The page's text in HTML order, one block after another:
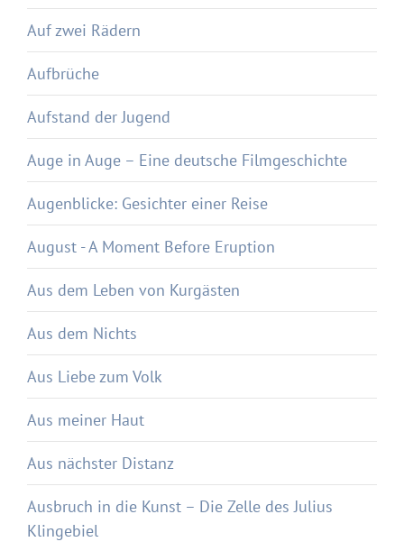
Auf zwei Rädern
Aufbrüche
Aufstand der Jugend
Auge in Auge – Eine deutsche Filmgeschichte
Augenblicke: Gesichter einer Reise
August - A Moment Before Eruption
Aus dem Leben von Kurgästen
Aus dem Nichts
Aus Liebe zum Volk
Aus meiner Haut
Aus nächster Distanz
Ausbruch in die Kunst – Die Zelle des Julius
Klingebiel